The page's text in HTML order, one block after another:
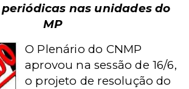
nas unidades do
MP
O Plenário do CNMP
aprovou na sessão de 16/6,
o projeto de resolução do